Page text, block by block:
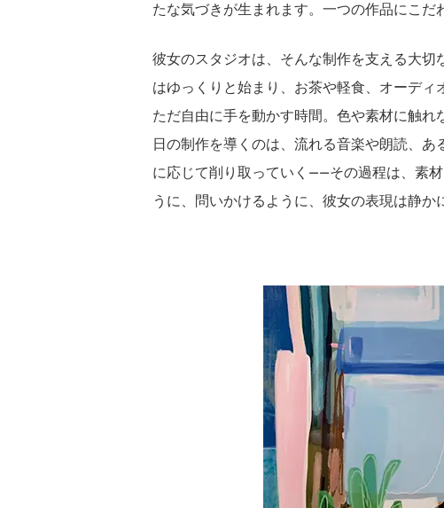
たな気づきが生まれます。一つの作品にこだ
彼女のスタジオは、そんな制作を支える大
はゆっくりと始まり、お茶や軽食、オーディ
ただ自由に手を動かす時間。色や素材に触
日の制作を導くのは、流れる音楽や朗読、
に応じて削り取っていく——その過程は、素
うに、問いかけるように、彼女の表現は静か